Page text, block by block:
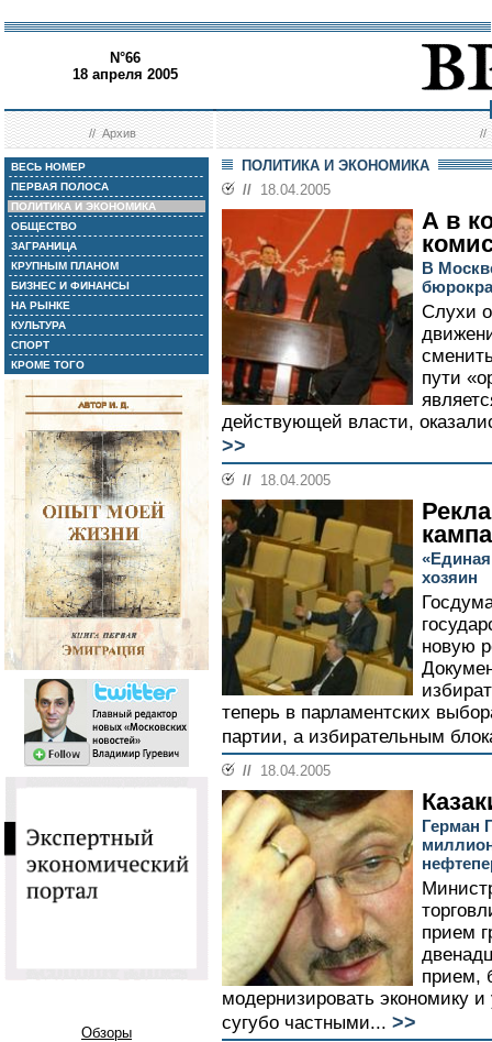
N°66
18 апреля 2005
//Архив //
ВЕСЬ НОМЕР
ПЕРВАЯ ПОЛОСА
ПОЛИТИКА И ЭКОНОМИКА
ОБЩЕСТВО
ЗАГРАНИЦА
КРУПНЫМ ПЛАНОМ
БИЗНЕС И ФИНАНСЫ
НА РЫНКЕ
КУЛЬТУРА
СПОРТ
КРОМЕ ТОГО
Обзоры
ПОЛИТИКА И ЭКОНОМИКА
// 18.04.2005
А в
В
Слухи
пути
действующей власти,
>>
// 18.04.2005
хозяин
новую
теперь в парламентских
партии, а избирательным
// 18.04.2005
Герман
прием
прием,
модернизировать экономику
сугубо частными... >>